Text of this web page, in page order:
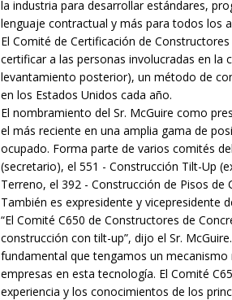
la industria para desarrollar estándares,
lenguaje contractual y más para todos los
El Comité de Certificación de
certificar a las personas involucradas en
levantamiento posterior), un método de
en los Estados Unidos cada año.
El nombramiento del Sr. McGuire como
el más reciente en una amplia gama de
ocupado. Forma parte de varios comités
(secretario), el 551 - Construcción Tilt-Up
Terreno, el 392 - Construcción de Pisos
También es expresidente y vicepresidente
“El Comité C650 de Constructores de
construcción con tilt-up”, dijo el Sr.
fundamental que tengamos un
empresas en esta tecnología. El Comité
experiencia y los conocimientos de los